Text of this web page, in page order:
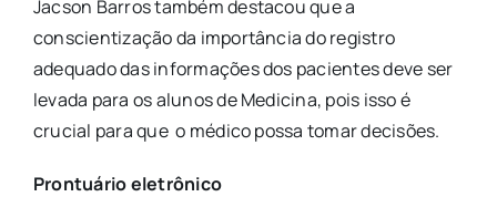
Jacson Barros também destacou que a
conscientização da importância do registro
adequado das informações dos pacientes deve ser
levada para os alunos de Medicina, pois isso é
crucial para que o médico possa tomar decisões.
Prontuário eletrônico